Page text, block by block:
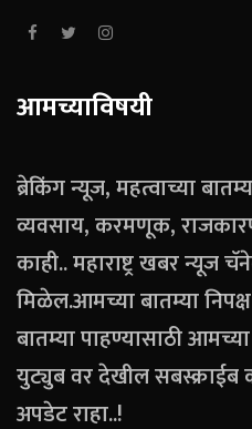
आमच्याविषयी
ब्रेकिंग न्यूज, महत्वाच्या
व्यवसाय, करमणूक,
काही.. महाराष्ट्र खबर न्यूज
मिळेल.आमच्या बातम्या
बातम्या पाहण्यासाठी
युट्युब वर देखील
अपडेट राहा..!